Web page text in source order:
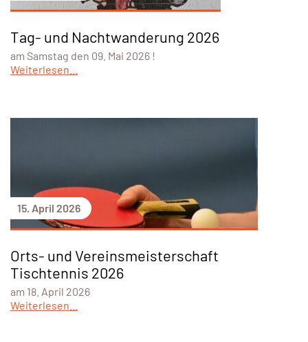
Tag- und Nachtwanderung 2026
am Samstag den 09. Mai 2026 !
Weiterlesen...
15. April 2026
Orts- und Vereinsmeisterschaft
Tischtennis 2026
am 18. April 2026
Weiterlesen...